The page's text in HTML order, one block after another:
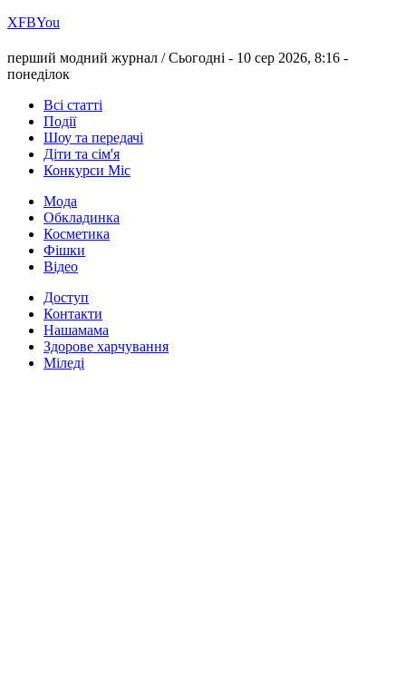
ХFBYou
перший модний журнал /Сьогодні - 10 сер 2026, 8:16 -
понеділок
Всі статті
Події
Шоу та передачі
Діти та сім'я
Конкурси Міс
Мода
Обкладинка
Косметика
Фішки
Відео
Доступ
Контакти
Нашамама
Здорове харчування
Міледі